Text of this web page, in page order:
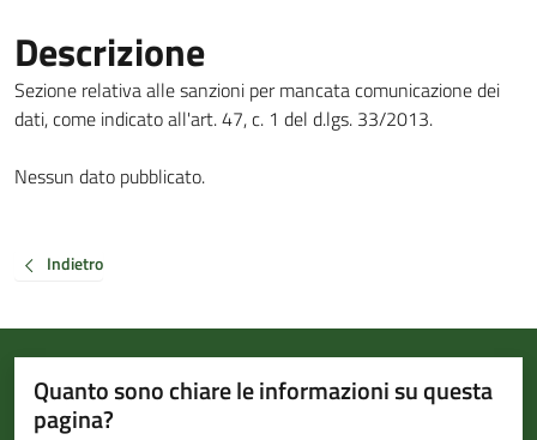
Descrizione
Sezione relativa alle sanzioni per mancata comunicazione dei
dati, come indicato all'art. 47, c. 1 del d.lgs. 33/2013.
Nessun dato pubblicato.
Indietro
Quanto sono chiare le informazioni su questa
pagina?